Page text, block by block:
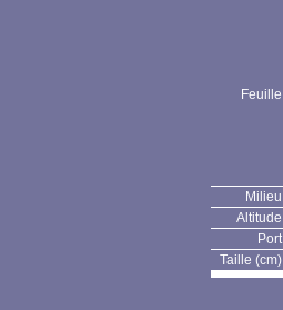
Feuille
Milieu
Altitude
Port
Taille (cm)